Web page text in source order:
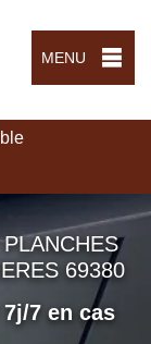
MENU
69380
7 en cas